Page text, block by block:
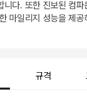
니다. 또한 진보된 컴
마일리지 성능을 제
규격